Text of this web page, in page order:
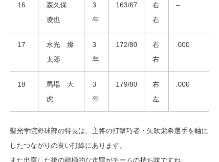
16
森久保
凌也
3
年
163/67
右
右
–
17
水光 燦
太郎
3
年
172/80
右
右
.000
18
馬場 大
虎
3
年
179/80
右
左
.000
聖光学院野球部の特長は、主将の打撃巧者・矢吹栄希選手を軸に
したつながりの良い打線にあります。
また出塁した後の積極的な走塁がチームの持ち味ですね。